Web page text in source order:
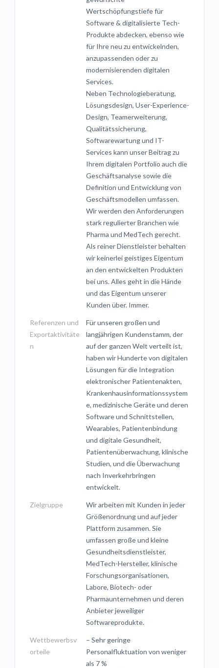
Wertschöpfungstiefe für
Software & digitalisierte Tech-
Produkte abdecken, ebenso wie
für Ihre neu zu entwickelnden,
anzupassenden oder zu
modernisierenden digitalen
Services.
Neben Technologieberatung,
Lösungsdesign, User-Experience-
Design, Teamerweiterung,
Qualitätssicherung,
Softwarewartung und IT-
Services kann unser Beitrag zu
Ihrem digitalen Portfolio auch die
Geschäftsanalyse sowie die
Definition und Entwicklung von
Geschäftsmodellen umfassen.
Wir werden den Anforderungen
stark regulierter Branchen wie
Pharma und MedTech gerecht.
Als reiner Dienstleister behalten
wir keinerlei geistiges Eigentum
an den entwickelten Produkten
bei uns. Alles geht in die Hände
und das Eigentum unserer
Kunden über. Immer.
Referenzen und
Exportaktivitäte
n
Für unseren großen und
langjährigen Kundenstamm, der
auf der ganzen Welt verteilt ist,
haben wir Hunderte von digitalen
Lösungen für die Integration
elektronischer Patientenakten,
Krankenhausinformationssystem
e, medizinische Geräte und deren
Software und Schnittstellen,
Wearables, Patientenbindung
und digitale Gesundheit,
Patientenüberwachung, klinische
Studien, und die Überwachung
nach Inverkehrbringen
entwickelt.
Zielgruppe
Wir arbeiten mit Kunden in jeder
Größenordnung und auf jeder
Plattform zusammen. Sie
umfassen große und kleine
Gesundheitsdienstleister,
MedTech-Hersteller, klinische
Forschungsorganisationen,
Labore, Biotech- oder
Pharmaunternehmen und deren
Anbieter jeweiliger
Softwareprodukte.
Wettbewerbsv
orteile
– Sehr geringe
Personalfluktuation von weniger
als 7 %